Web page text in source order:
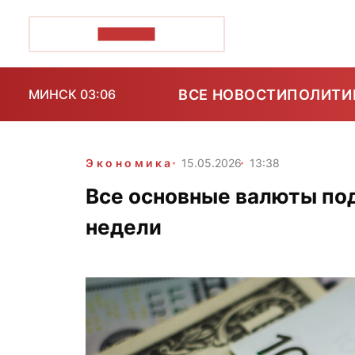
МИНСК 03:06 ВСЕ НОВОСТИ
Экономика 15.05.2026 13:38
Все основные валюты
недели